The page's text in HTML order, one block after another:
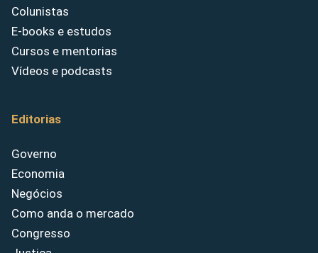
Colunistas
E-books e estudos
Cursos e mentorias
Vídeos e podcasts
Editorias
Governo
Economia
Negócios
Como anda o mercado
Congresso